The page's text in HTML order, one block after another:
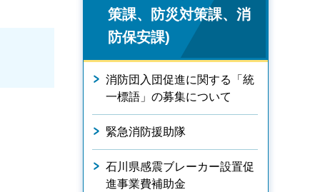
策課、防災対策課、消
防保安課)
消防団入団促進に関する「統
一標語」の募集について
緊急消防援助隊
石川県感震ブレーカー設置促
進事業費補助金